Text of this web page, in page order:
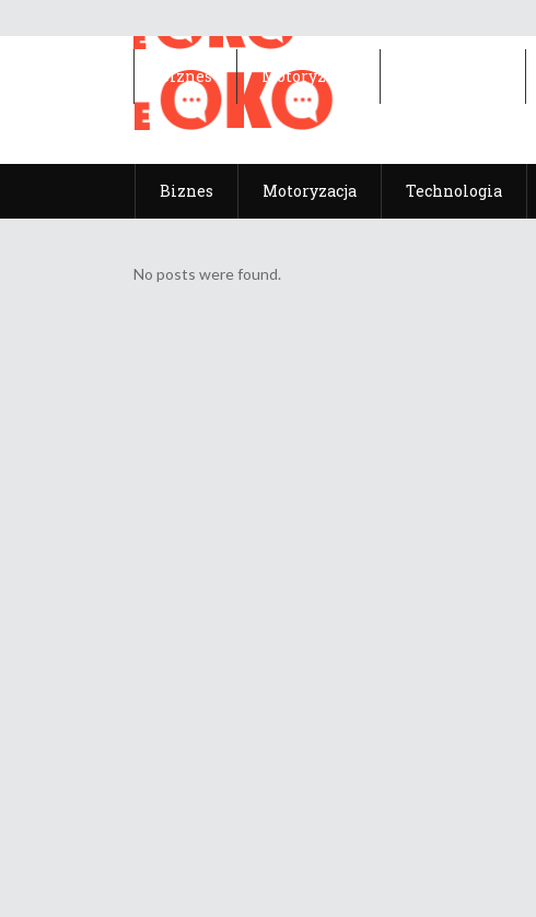
Biznes Motoryzacja Technologia
Biznes Motoryzacja
No posts were found.